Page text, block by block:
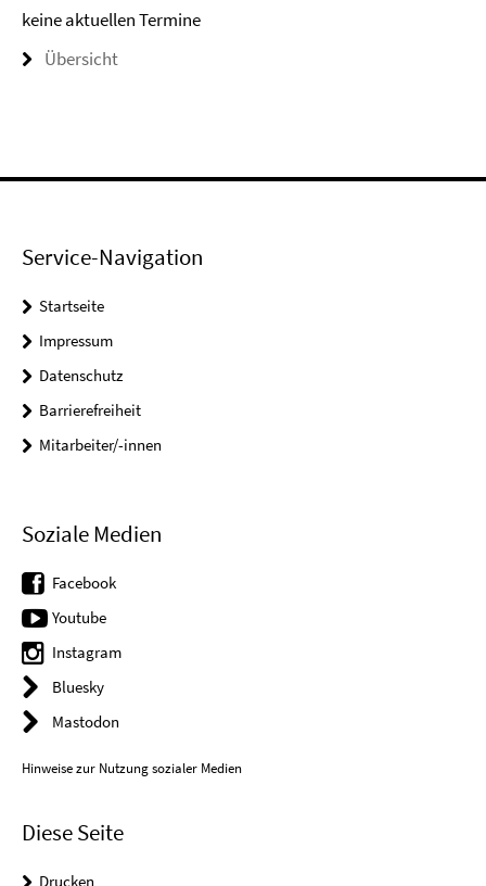
keine aktuellen Termine
Übersicht
Service-Navigation
Startseite
Impressum
Datenschutz
Barrierefreiheit
Mitarbeiter/-innen
Soziale Medien
Facebook
Youtube
Instagram
Bluesky
Mastodon
Hinweise zur Nutzung sozialer Medien
Diese Seite
Drucken